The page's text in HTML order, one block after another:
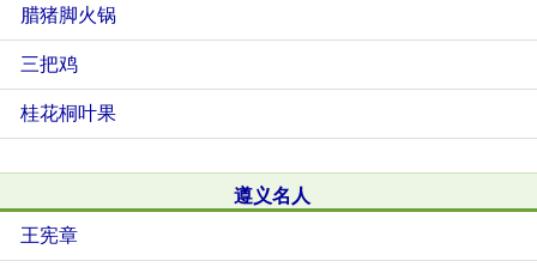
腊猪脚火锅
三把鸡
桂花桐叶果
遵义名人
王宪章